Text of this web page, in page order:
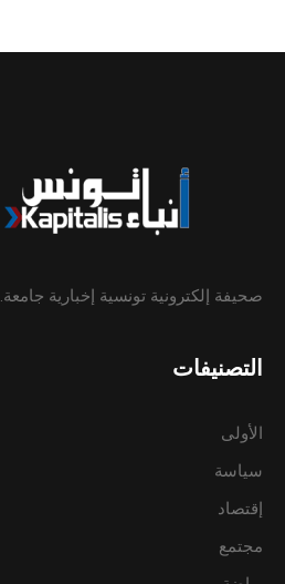
صحيفة إلكترونية تونسية إخبارية جامعة.
التصنيفات
الأولى
سياسة
إقتصاد
مجتمع